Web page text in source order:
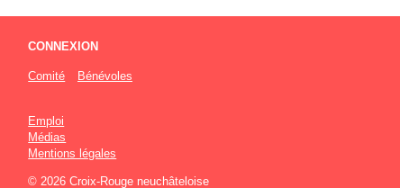
CONNEXION
Comité Bénévoles
Emploi
Médias
Mentions légales
© 2026 Croix-Rouge neuchâteloise